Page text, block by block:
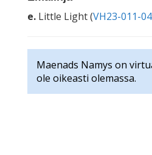
e. Little Light (VH23-011-
Maenads Namys on
ole oikeasti olemassa.